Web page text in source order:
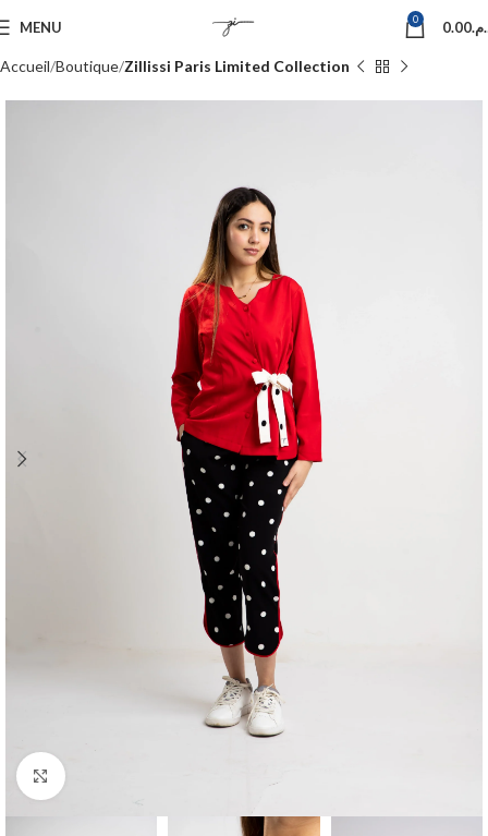
MENU 0 0.00
Accueil Boutique Zillissi Paris Limited Collection
Click to enlarge